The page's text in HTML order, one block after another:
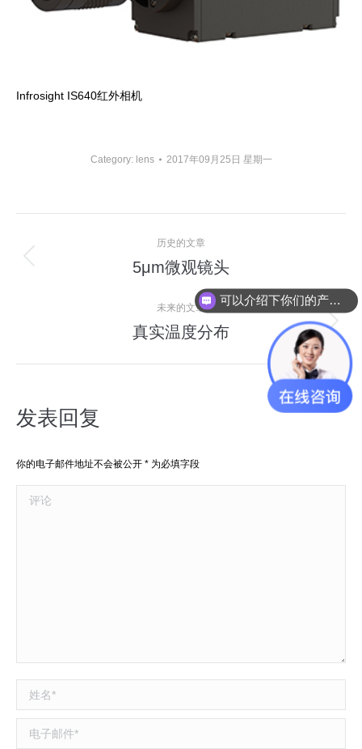
Infrosight IS640红外相机
Category: lens 2017年09月25日 星期一
册
历史的文章
上
个
相
5μm微观镜头
未来的文章
下
真实温度分布
发表回复
你的电子邮件地址不会被公开 * 为必填字段
评论
姓名 *
电子邮件 *
可以介绍下你们的产品么？